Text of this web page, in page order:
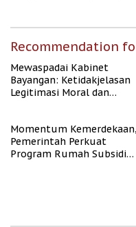
Recommendation
Mewaspadai Kabinet
Bayangan: Ketidakjelasan
Legitimasi Moral dan
Momentum Kemerdekaan,
Pemerintah Perkuat
Program Rumah Subsidi